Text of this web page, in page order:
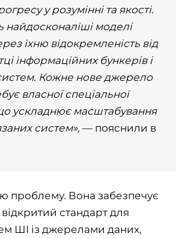
у розумінні та якості.
найдосконаліші моделі
їхню відокремленість від
інформаційних бункерів і
Кожне нове джерело
власної спеціальної
ускладнює масштабування
систем»,— пояснили в
проблему. Вона забезпечує
стандарт для
ШІ із джерелами даних,